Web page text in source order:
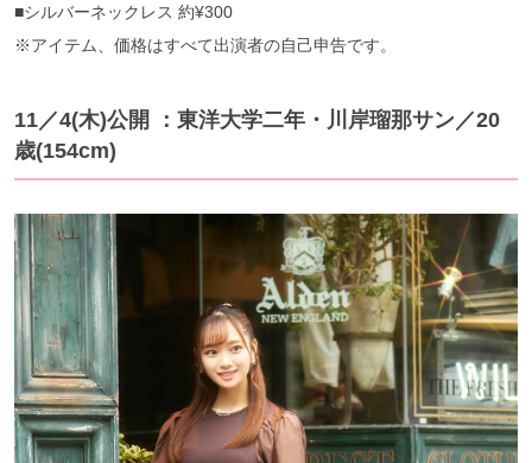
■シルバーネックレス 約¥300
※アイテム、価格はすべて出演者の自己申告です。
11／4(木)公開 ：東洋大学二年・川岸瑠那サン／20
歳(154cm)